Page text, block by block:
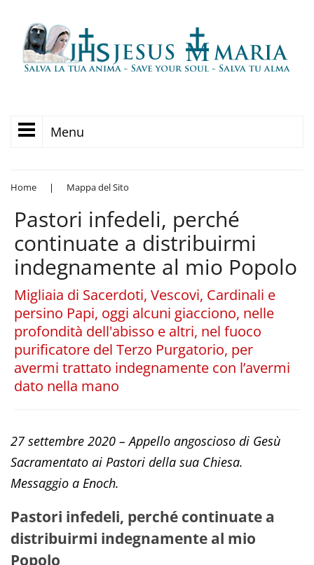
Menu
Home | Mappa del Sito
Pastori infedeli, perché
continuate a distribuirmi
indegnamente al mio Popolo
Migliaia di Sacerdoti, Vescovi, Cardinali e
persino Papi, oggi alcuni giacciono, nelle
profondità dell'abisso e altri, nel fuoco
purificatore del Terzo Purgatorio, per
avermi trattato indegnamente con l’avermi
dato nella mano
27 settembre 2020 – Appello angoscioso di Gesù
Sacramentato ai Pastori della sua Chiesa.
Messaggio a Enoch.
Pastori infedeli, perché continuate a
distribuirmi indegnamente al mio
Popolo